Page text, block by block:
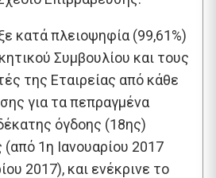
κατά πλειοψηφία (99,61%)
Συμβουλίου και τους
της Εταιρείας από κάθε
για τα πεπραγμένα
όγδοης (18ης)
(από 1η Ιανουαρίου 2017
2017), και ενέκρινε το